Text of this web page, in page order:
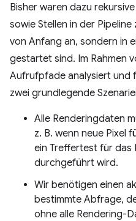
Bisher waren dazu
sowie Stellen in der
von Anfang an, sondern in
gestartet sind. Im Rahmen
Aufrufpfade analysiert und
zwei grundlegende
Alle Renderingdaten
z. B. wenn neue Pixel
ein Treffertest für das
durchgeführt wird.
Wir benötigen einen
bestimmte Abfrage,
ohne alle Rendering-